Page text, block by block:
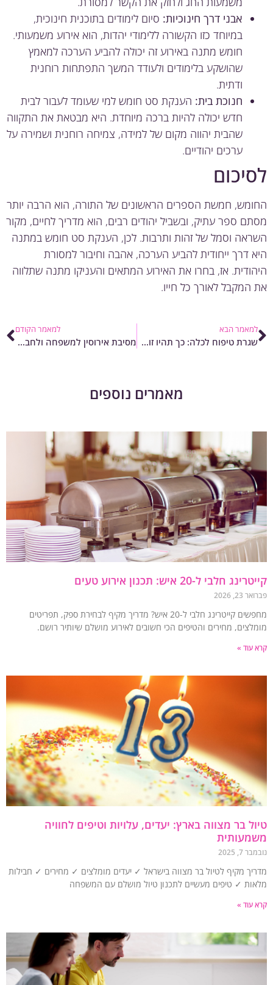
אבני דרך חינוכיות:סיום לימודים בתוכנית חינוכית,
במיוחד כזו הקשורה ללימודי יהדות, הוא אירוע משמעותי.
חומש מתנה באירוע זה יכולה להביע הערכה למאמץ
שהושקע בלימודים ולעודד המשך התפתחות רוחנית
ודתית.
חנוכת בית:הענקת סט חומש למי שעומד לעבור לבית
חדש יכולה להיות ברכה מיוחדת. היא מבטאת את התקווה
שהבית יהווה מקום של למידה, צמיחה רוחנית ושמירה על
ערכים יהודיים.
חמשת הספרים הראשונים של התורה, הוא הרבה יותר
ספר עתיק, ובשביל יהודים רבים, הוא מדריך לחיים, מקור
וסמל של זהות ותרבות. לכן, הענקת סט חומש במתנה
דרך ייחודית להביע הערכה, אהבה וחיבור למסורת
אז, בחרו את האירוע המתאים והעניקו מתנה שתלווה
לאורך כל חייו.
הבא
שגרת טיפוח לכלה: כך תהיו זוהרות וקורנות ביום חופתכן
למאמר הקודם
מסיבת אירוסין למשפחה ולחברים – רעיונות למאורסים הטריים
מאמרים נוספים
חלבי ל-20 איש: תכנון אירוע טעים
2026
מחפשים קייטרינג חלבי ל-20 איש? מדריך מקיף לבחירת ספק, תפריטים
מחירים והטיפים הכי חשובים לאירוע מושלם שיותיר רושם.
עוד »
בר מצווה בארץ: יעדים, עלויות וטיפים לחוויה
2025
מקיף לטיול בר מצווה בישראל ✓ יעדים מומלצים ✓ מחירים ✓ חבילות
✓ טיפים מעשיים לתכנון טיול מושלם עם המשפחה
עוד »